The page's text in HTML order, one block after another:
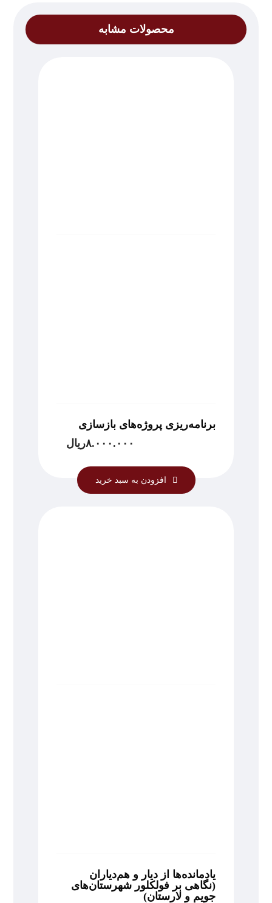
محصولات مشابه
برنامه‌ریزی پروژه‌های بازسازی
۸.۰۰۰.۰۰۰ریال
افزودن به سبد خرید
یادمانده‌ها از دیار و هم‌دیاران
(نگاهی بر فولکلور شهرستان‌های
جویم و لارستان)